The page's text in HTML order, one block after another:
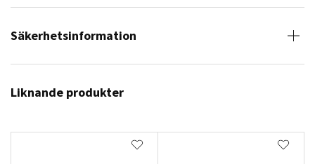
Säkerhetsinformation
Liknande produkter